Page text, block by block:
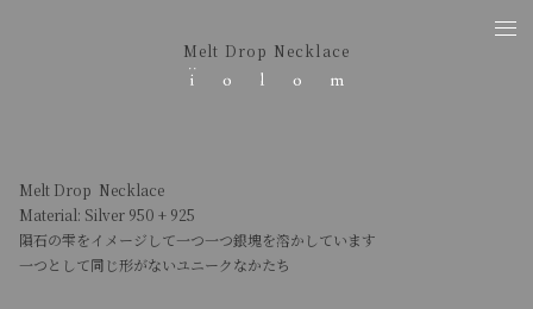
Melt Drop Necklace
Melt Drop Necklace
Material: Silver 950 + 925
隕石の雫をイメージして一つ一つ銀塊を溶かしています
一つとして同じ形がないユニークなかたち